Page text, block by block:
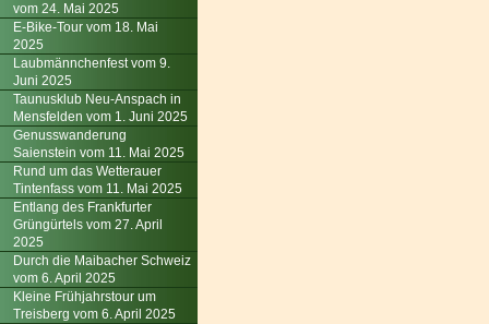
vom 24. Mai 2025
E-Bike-Tour vom 18. Mai
2025
Laubmännchenfest vom 9.
Juni 2025
Taunusklub Neu-Anspach in
Mensfelden vom 1. Juni 2025
Genusswanderung
Saienstein vom 11. Mai 2025
Rund um das Wetterauer
Tintenfass vom 11. Mai 2025
Entlang des Frankfurter
Grüngürtels vom 27. April
2025
Durch die Maibacher Schweiz
vom 6. April 2025
Kleine Frühjahrstour um
Treisberg vom 6. April 2025